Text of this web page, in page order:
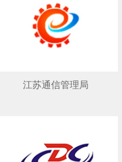
江苏通信管理局